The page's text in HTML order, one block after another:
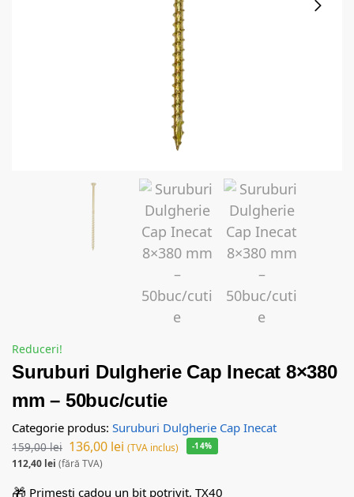
Reduceri!
Suruburi Dulgherie Cap Inecat 8×380
mm – 50buc/cutie
Categorie produs: Suruburi Dulgherie Cap Inecat
159,00lei 136,00 lei (TVA inclus)
112,40 lei (fără TVA)
-14%
🎁 Primești cadou un bit potrivit, TX40